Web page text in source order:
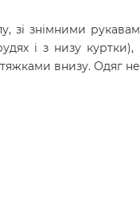
зі знімними
і з низу куртки),
внизу. Одяг не